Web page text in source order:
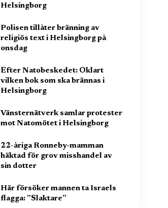
Helsingborg
Polisen tillåter bränning av
religiös text i Helsingborg på
onsdag
Efter Natobeskedet: Oklart
vilken bok som ska brännas i
Helsingborg
Vänsternätverk samlar protester
mot Natomötet i Helsingborg
22-åriga Ronneby-mamman
häktad för grov misshandel av
sin dotter
Här försöker mannen ta Israels
flagga: ”Slaktare”